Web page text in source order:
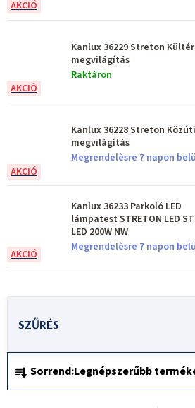
Kanlux 36229 Streton
megvilágítás
Raktáron
Kanlux 36228 Streton Közúti
megvilágítás
Megrendelèsre 7 napon
Kanlux 36233 Parkoló LED
lámpatest STRETON LED
LED 200W NW
Megrendelèsre 7 napon
T
e
Sorrend:Legnépszerűbb
r
m
é